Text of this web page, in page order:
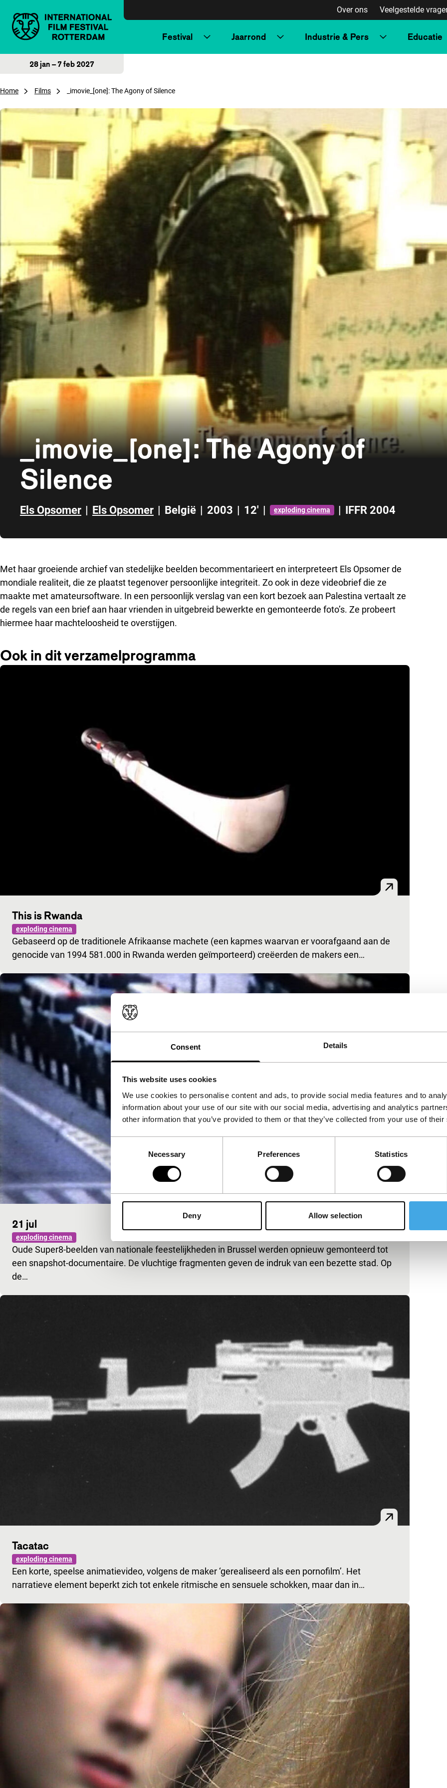
Consent Details
This website uses cookies
We use cookies to personalise content and ads, to provide social media features and to
information about your use of our site with our social media, advertising and analytics
other information that you’ve provided to them or that they’ve collected from your use of
Selection
Necessary Preferences Statistics
Deny Allow selection
Over ons Veelgestelde
Festival Jaarrond Industrie & Pers Educatie
28 jan – 7 feb 2027
Home Films _imovie_[one]: The Agony of Silence
_imovie_[one]: The Agony of
Silence
Els Opsomer | Els Opsomer | België | 2003 | 12' | exploding cinema | IFFR 2004
Met haar groeiende archief van stedelijke beelden becommentarieert en interpreteert Els Opsomer de
mondiale realiteit, die ze plaatst tegenover persoonlijke integriteit. Zo ook in deze videobrief die ze
maakte met amateursoftware. In een persoonlijk verslag van een kort bezoek aan Palestina vertaalt ze
de regels van een brief aan haar vrienden in uitgebreid bewerkte en gemonteerde foto’s. Ze probeert
hiermee haar machteloosheid te overstijgen.
Ook in dit verzamelprogramma
This is Rwanda
exploding cinema
Gebaseerd op de traditionele Afrikaanse machete (een kapmes waarvan er voorafgaand aan de
genocide van 1994 581.000 in Rwanda werden geïmporteerd) creëerden de makers een…
21 jul
exploding cinema
Oude Super8-beelden van nationale feestelijkheden in Brussel werden opnieuw gemonteerd tot
een snapshot-documentaire. De vluchtige fragmenten geven de indruk van een bezette stad. Op
de…
Tacatac
exploding cinema
Een korte, speelse animatievideo, volgens de maker ‘gerealiseerd als een pornofilm’. Het
narratieve element beperkt zich tot enkele ritmische en sensuele schokken, maar dan in…